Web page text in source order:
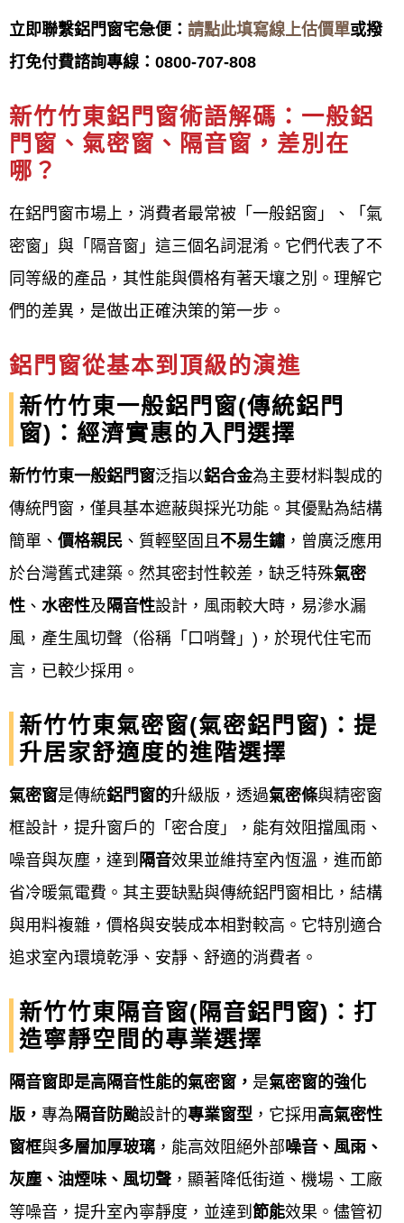
有多年施工經驗，兼具安全、功能與美觀，致力實現
的目標。
Service purpose
鋁門窗工程宅急便的 鋁門窗服務宗旨是以「
顧客至
善的售後服務，以實現永續經營和提升居住品質
。 具
體的宗旨會因公司而異，但核心原則是結合專業知
識，了解客戶需求，並提供精確的規劃與合理的價
格，最終達到客戶滿意。
品質：
鋁門窗工程宅急便提供免費估價，價錢實惠堅持用料
的品質施作上的用心
安全：
鋁門窗工程宅急便提供秉持安全第一的原則除了品質
還帶給您最安全的產品
服務：
鋁門窗工程宅急便提供
保固：
鋁門窗工程宅急便提供非人為、天災損壞三年防水保
固帶給您最完善的產品售後
專營產品項目 Our products
鋁門窗工程宅急便提供新竹竹東鋁門窗產品項目非常
多元，主要可分為 鋁窗（如氣密窗、隔音窗、景觀
通風門、淋浴拉門）、以及戶外產品（如採光罩 、玻
璃屋、雨遮、花架）等。 其他還有強調美觀的造型
窗，以及特殊功能的凸窗、百葉窗等產品。 選擇時可
依據氣密性、隔音性、安全性、開啟方式、以及美觀
設計等需求來挑選適合的產品。
鋁門窗工程宅急便提供新竹竹東鋁門窗、氣密窗、隔
立即聯繫鋁門窗宅急便： 請點此填寫線上估價單或撥
打免付費諮詢專線： 0800-707-808
新竹竹東鋁門窗術語解碼：一般鋁
門窗、氣密窗、隔音窗，差別在
哪？
在鋁門窗市場上，消費者最常被「一般鋁窗」、「氣
密窗」與「隔音窗」這三個名詞混淆。它們代表了不
同等級的產品，其性能與價格有著天壤之別。理解它
們的差異，是做出正確決策的第一步。
鋁門窗從基本到頂級的演進
新竹竹東一般鋁門窗(傳統鋁門
窗)：經濟實惠的入門選擇
新竹竹東一般鋁門窗泛指以鋁合金為主要材料製成的
傳統門窗，僅具基本遮蔽與採光功能。其優點為結構
簡單、 價格親民 、質輕堅固且不易生鏽 ，曾廣泛應用
於台灣舊式建築。然其密封性較差，缺乏特殊氣密
性 、 水密性及 隔音性設計，風雨較大時，易滲水漏
風，產生風切聲（俗稱「口哨聲」)，於現代住宅而
言，已較少採用。
新竹竹東氣密窗(氣密鋁門窗)：提
升居家舒適度的進階選擇
氣密窗是傳統鋁門窗的升級版，透過氣密條與精密窗
框設計，提升窗戶的「密合度」，能有效阻擋風雨、
噪音與灰塵，達到 隔音效果並維持室內恆溫，進而節
省冷暖氣電費。其主要缺點與傳統鋁門窗相比，結構
與用料複雜，價格與安裝成本相對較高。它特別適合
追求室內環境乾淨、安靜、舒適的消費者。
新竹竹東隔音窗(隔音鋁門窗)：打
造寧靜空間的專業選擇
隔音窗即是高隔音性能的氣密窗， 是氣密窗的強化
版， 專為 隔音防颱設計的專業窗型 ，它採用 高氣密性
窗框與多層加厚玻璃 ，能高效阻絕外部噪音、風雨、
灰塵、油煙味、風切聲 ，顯著降低街道、機場、工廠
等噪音，提升室內寧靜度，並達到 節能效果。儘管初